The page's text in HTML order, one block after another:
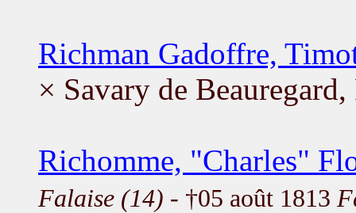
Richman Gadoffre,
× Savary de
Richomme, "Charles"
Falaise (14) - †05 août 1813